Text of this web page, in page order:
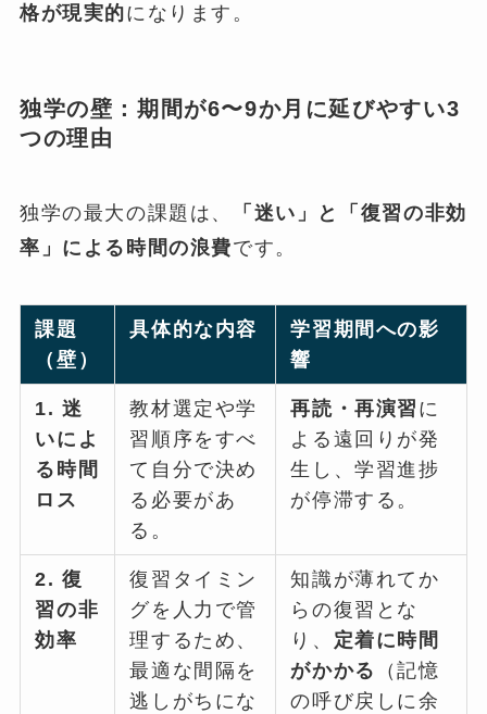
格が現実的になります。
独学の壁：期間が6〜9か月に延びやすい3
つの理由
独学の最大の課題は、
「迷い」と「復習の非効
率」による時間の浪費です。
課題
（壁）
具体的な内容
学習期間への影
響
1. 迷
いによ
る時間
ロス
教材選定や学
習順序をすべ
て自分で決め
る必要があ
る。
再読・再演習 に
よる遠回りが発
生し、学習進捗
が停滞する。
2. 復
習の非
効率
復習タイミン
グを人力で管
理するため、
最適な間隔を
逃しがちにな
知識が薄れてか
らの復習とな
り、 定着に時間
がかかる
（記憶
の呼び戻しに余